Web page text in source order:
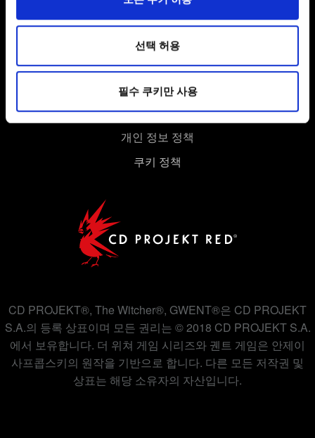
관련 기술적 피드백을 제공하여 사용자의 웹사이트 이용
환경을 개선하기 위해 사용됩니다. 예를 들어, 소셜
파악하기 위해 쿠키의 일부를 저희 파트너와 공유할 수도
있습니다. 물론, 이처럼 선택적으로 쿠키를 사용할
경우에는 사용자의 동의를 구할 것입니다.
쿠키 사용에 관한 세부 사항이나 관련 설정은 아래의
"Settings" 메뉴에서 확인할 수 있습니다.
선택 허용
필수 쿠키만 사용
사용자 약관 동의
개인 정보 정책
쿠키 정책
CD PROJEKT®, The Witcher®, GWENT®은 CD PROJEKT
S.A.의 등록 상표이며 모든 권리는 © 2018 CD PROJEKT S.A.
에서 보유합니다. 더 위쳐 게임 시리즈와 궨트 게임은 안제이
사프콥스키의 원작을 기반으로 합니다. 다른 모든 저작권 및
상표는 해당 소유자의 자산입니다.